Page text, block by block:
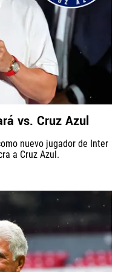
vs. Cruz Azul
nuevo jugador de Inter
a Cruz Azul.